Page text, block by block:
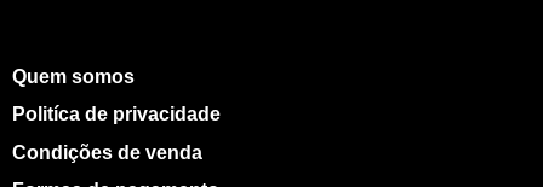
Quem somos
Politíca de privacidade
Condições de venda